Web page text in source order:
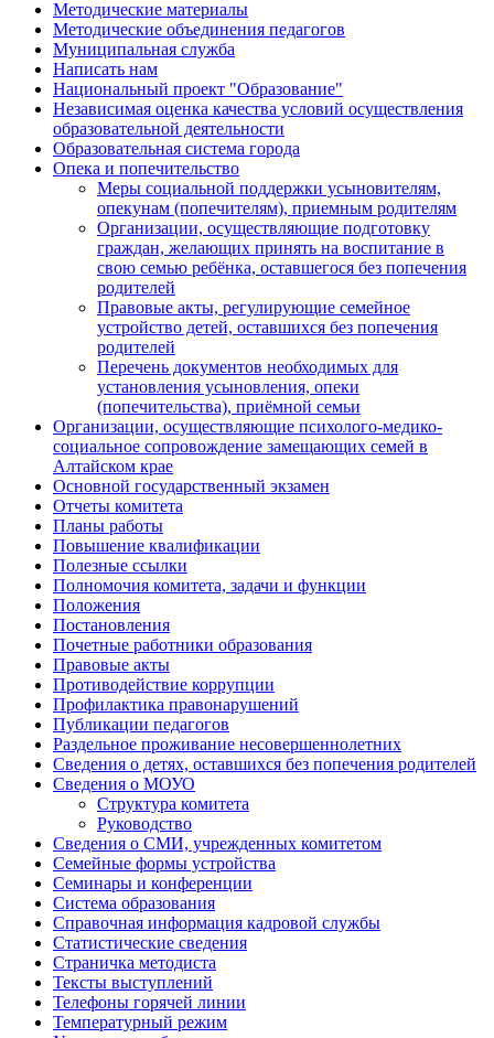
Методические материалы
Методические объединения педагогов
Муниципальная служба
Написать нам
Национальный проект "Образование"
Независимая оценка качества условий осуществления
образовательной деятельности
Образовательная система города
Опека и попечительство
Меры социальной поддержки усыновителям,
опекунам (попечителям), приемным родителям
Организации, осуществляющие подготовку
граждан, желающих принять на воспитание в
свою семью ребёнка, оставшегося без попечения
родителей
Правовые акты, регулирующие семейное
устройство детей, оставшихся без попечения
родителей
Перечень документов необходимых для
установления усыновления, опеки
(попечительства), приёмной семьи
Организации, осуществляющие психолого-медико-
социальное сопровождение замещающих семей в
Алтайском крае
Основной государственный экзамен
Отчеты комитета
Планы работы
Повышение квалификации
Полезные ссылки
Полномочия комитета, задачи и функции
Положения
Постановления
Почетные работники образования
Правовые акты
Противодействие коррупции
Профилактика правонарушений
Публикации педагогов
Раздельное проживание несовершеннолетних
Сведения о детях, оставшихся без попечения родителей
Сведения о МОУО
Структура комитета
Руководство
Сведения о СМИ, учрежденных комитетом
Семейные формы устройства
Семинары и конференции
Система образования
Справочная информация кадровой службы
Статистические сведения
Страничка методиста
Тексты выступлений
Телефоны горячей линии
Температурный режим